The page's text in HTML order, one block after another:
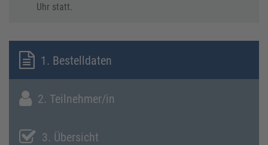
Uhr statt.
1. Bestelldaten
2. Teilnehmer/in
3. Übersicht